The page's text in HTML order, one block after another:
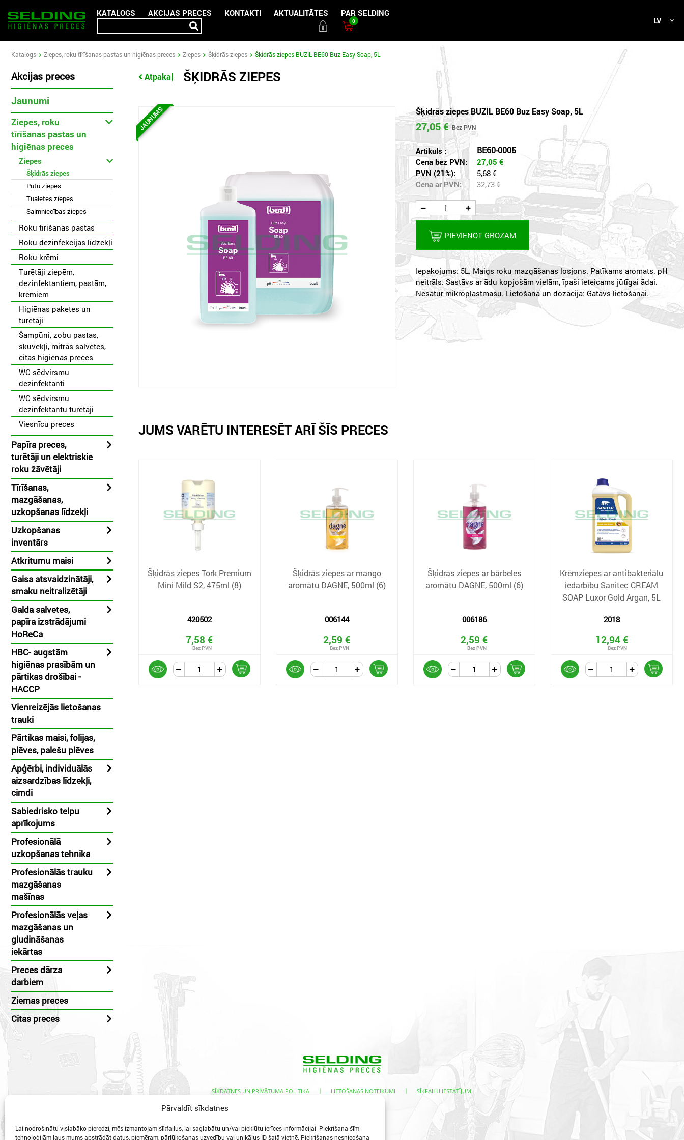
Pārvaldīt sīkdatnes
Lai nodrošinātu vislabāko pieredzi, mēs izmantojam sīkfailus, lai saglabātu un/vai piekļūtu ierīces informācijai. Piekrišana šīm
tehnoloģijām ļaus mums apstrādāt datus, piemēram, pārlūkošanas uzvedību vai unikālus ID šajā vietnē. Piekrišanas nesniegšana
KATALOGS AKCIJAS PRECES KONTAKTI AKTUALITĀTES PAR SELDING
0 LV
Katalogs Ziepes, roku tīrīšanas pastas un higiēnas preces Ziepes Šķidrās ziepes Šķidrās ziepes BUZIL BE60 Buz Easy Soap, 5L
Akcijas preces
Jaunumi
Ziepes, roku
tīrīšanas pastas un
higiēnas preces
Ziepes
Šķidrās ziepes
Putu ziepes
Tualetes ziepes
Saimniecības ziepes
Roku tīrīšanas pastas
Roku dezinfekcijas līdzekļi
Roku krēmi
Turētāji ziepēm,
dezinfektantiem, pastām,
krēmiem
Higiēnas paketes un
turētāji
Šampūni, zobu pastas,
skuvekļi, mitrās salvetes,
citas higiēnas preces
WC sēdvirsmu
dezinfektanti
WC sēdvirsmu
dezinfektantu turētāji
Viesnīcu preces
Papīra preces,
turētāji un elektriskie
roku žāvētāji
Tīrīšanas,
mazgāšanas,
uzkopšanas līdzekļi
Uzkopšanas
inventārs
Atkritumu maisi
Gaisa atsvaidzinātāji,
smaku neitralizētāji
Galda salvetes,
papīra izstrādājumi
HoReCa
HBC- augstām
higiēnas prasībām un
pārtikas drošībai -
HACCP
Vienreizējās lietošanas
trauki
Pārtikas maisi, folijas,
plēves, palešu plēves
Apģērbi, individuālās
aizsardzības līdzekļi,
cimdi
Sabiedrisko telpu
aprīkojums
Profesionālā
uzkopšanas tehnika
Profesionālās trauku
mazgāšanas
mašīnas
Profesionālās veļas
mazgāšanas un
gludināšanas
iekārtas
Preces dārza
darbiem
Ziemas preces
Citas preces
Atpakaļ ŠĶIDRĀS ZIEPES
JAUNUMS Šķidrās ziepes BUZIL BE60 Buz Easy Soap, 5L
27,05 €
Artikuls : BE60-0005
Cena bez PVN: 27,05 €
PVN (21%):
5,68 €
Cena ar PVN:
32,73 €
PIEVIENOT GROZAM
Iepakojums: 5L. Maigs roku mazgāšanas losjons. Patīkams aromats. pH
neitrāls. Sastāvs ar ādu kopjošām vielām, īpaši ieteicams jūtīgai ādai.
Nesatur mikroplastmasu. Lietošana un dozācija: Gatavs lietošanai.
JUMS VARĒTU INTERESĒT ARĪ ŠĪS PRECES
Šķidrās ziepes Tork Premium
Mini Mild S2, 475ml (8)
420502
7,58 €
Šķidrās ziepes ar mango
aromātu DAGNE, 500ml (6)
006144
2,59 €
Šķidrās ziepes ar bārbeles
aromātu DAGNE, 500ml (6)
006186
2,59 €
Krēmziepes ar antibakteriālu
iedarbību Sanitec CREAM
SOAP Luxor Gold Argan, 5L
2018
12,94 €
SĪKDATNES UN PRIVĀTUMA POLITIKA | LIETOŠANAS NOTEIKUMI | SĪKFAILU IESTATĪJUMI